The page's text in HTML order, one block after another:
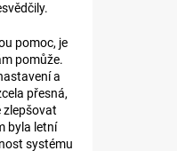
pomoc, je
pomůže.
a
přesná,
zlepšovat
byla letní
systému